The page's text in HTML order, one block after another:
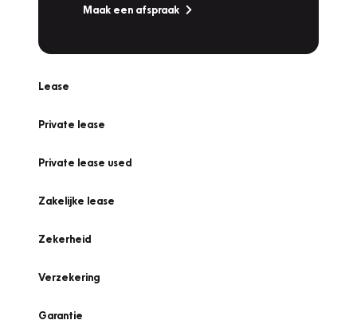
Maak een afspraak
Lease
Private lease
Private lease used
Zakelijke lease
Zekerheid
Verzekering
Garantie